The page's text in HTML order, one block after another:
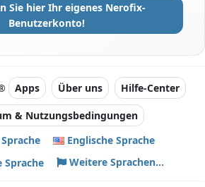
Sie hier Ihr eigenes Nerofix-
Benutzerkonto!
Apps Über uns Hilfe-Center
& Nutzungsbedingungen
Englische Sprache
Sprache
Weitere Sprachen...